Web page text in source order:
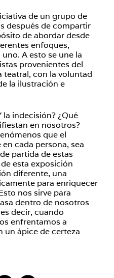
de un grupo de
después de compartir
de abordar desde
enfoques,
A esto se une la
provenientes del
teatral, con la voluntad
la ilustración e
la indecisión? ¿Qué
en nosotros?
que el
cada persona, sea
partida de estas
esta exposición
diferente, una
para enriquecer
nos sirve para
dentro de nosotros
decir, cuando
enfrentamos a
un ápice de certeza